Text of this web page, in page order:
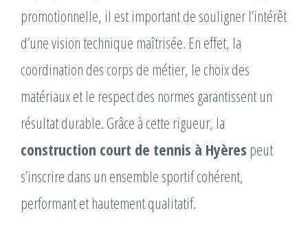
promotionnelle, il est important de souligner l’intérêt
d’une vision technique maîtrisée. En effet, la
coordination des corps de métier, le choix des
matériaux et le respect des normes garantissent un
résultat durable. Grâce à cette rigueur, la
construction court de tennis à Hyères peut
s’inscrire dans un ensemble sportif cohérent,
performant et hautement qualitatif.